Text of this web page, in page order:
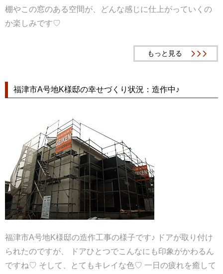
棚やこの窓のある空間が、どんな感じに仕上がっていくの
か楽しみです♡
もっと見る
福津市A号地K様邸の幸せづくり状況：造作中♪
福津市A号地K様邸の造作工事の様子です♪ ドアが取り付け
られたのですが、 ドアひとつでこんなにも印象がかわるん
ですね♡ そして、とてもキレイな色♡ 一日の疲れを癒して